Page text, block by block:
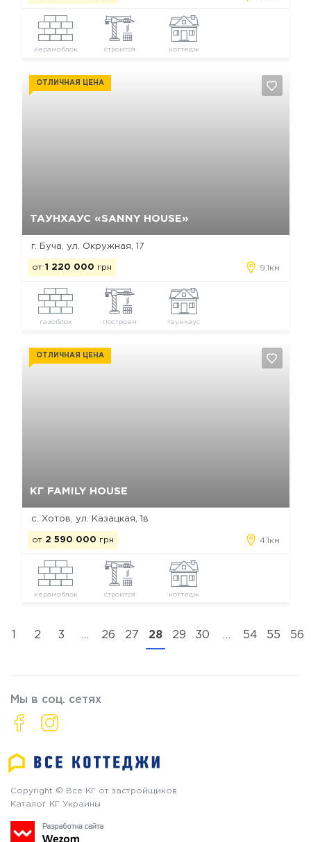
керамоблок строится коттедж
ТАУНХАУС «SANNY HOUSE»
ОТЛИЧНАЯ ЦЕНА
г. Буча, ул. Окружная, 17
от 1 220 000 грн 9.1км
газоблок построен таунхаус
КГ FAMILY HOUSE
ОТЛИЧНАЯ ЦЕНА
с. Хотов, ул. Казацкая, 1в
от 2 590 000 грн 4.1км
керамоблок строится коттедж
1 2 3 … 26 27 28 29 30 … 54 55 56
Мы в соц. сетях
Copyright © Все КГ от застройщиков
Каталог КГ Украины